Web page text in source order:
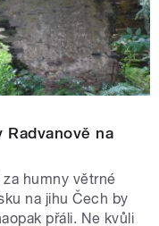
na
humny větrné
na jihu Čech by
přáli. Ne kvůli